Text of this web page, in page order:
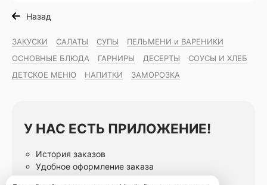
Назад
ЗАКУСКИ САЛАТЫ СУПЫ
ПЕЛЬМЕНИ и ВАРЕНИКИ
ОСНОВНЫЕ БЛЮДА
ГАРНИРЫ ДЕСЕРТЫ
СОУСЫ И ХЛЕБ
ДЕТСКОЕ МЕНЮ
НАПИТКИ ЗАМОРОЗКА
У НАС ЕСТЬ ПРИЛОЖЕНИЕ!
История заказов
Удобное оформление заказа
Статусы заказа онлайн